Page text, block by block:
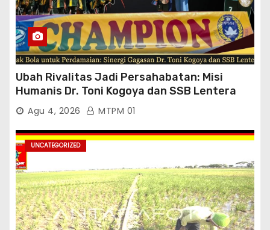
Ubah Rivalitas Jadi Persahabatan: Misi
Humanis Dr. Toni Kogoya dan SSB Lentera
TimurAgu 4, 2026 MTPM 01
UNCATEGORIZED